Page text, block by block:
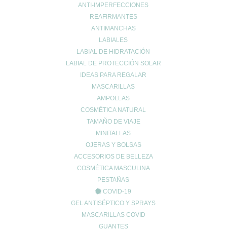
ANTI-IMPERFECCIONES
REAFIRMANTES
ANTIMANCHAS
LABIALES
LABIAL DE HIDRATACIÓN
LABIAL DE PROTECCIÓN SOLAR
IDEAS PARA REGALAR
MASCARILLAS
AMPOLLAS
COSMÉTICA NATURAL
TAMAÑO DE VIAJE
MINITALLAS
OJERAS Y BOLSAS
ACCESORIOS DE BELLEZA
COSMÉTICA MASCULINA
PESTAÑAS
COVID-19
GEL ANTISÉPTICO Y SPRAYS
MASCARILLAS COVID
GUANTES
Cuidado de las articulaciones